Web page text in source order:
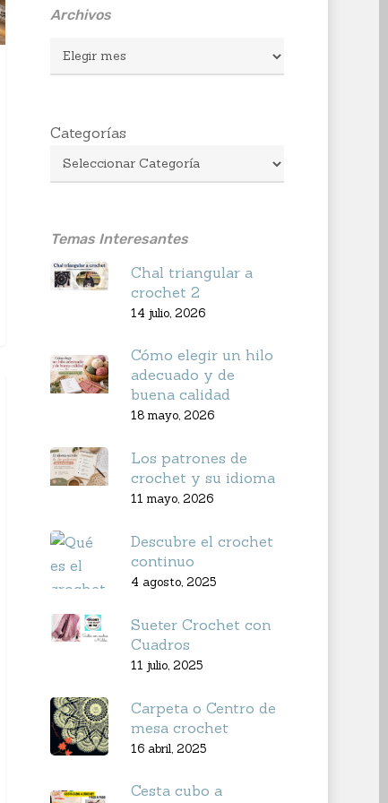
Archivos
Archivos
Categorías
Temas Interesantes
Chal triangular a
crochet 2
14 julio, 2026
Cómo elegir un hilo
adecuado y de
buena calidad
18 mayo, 2026
Los patrones de
crochet y su idioma
11 mayo, 2026
Descubre el crochet
continuo
4 agosto, 2025
Sueter Crochet con
Cuadros
11 julio, 2025
Carpeta o Centro de
mesa crochet
16 abril, 2025
Cesta cubo a